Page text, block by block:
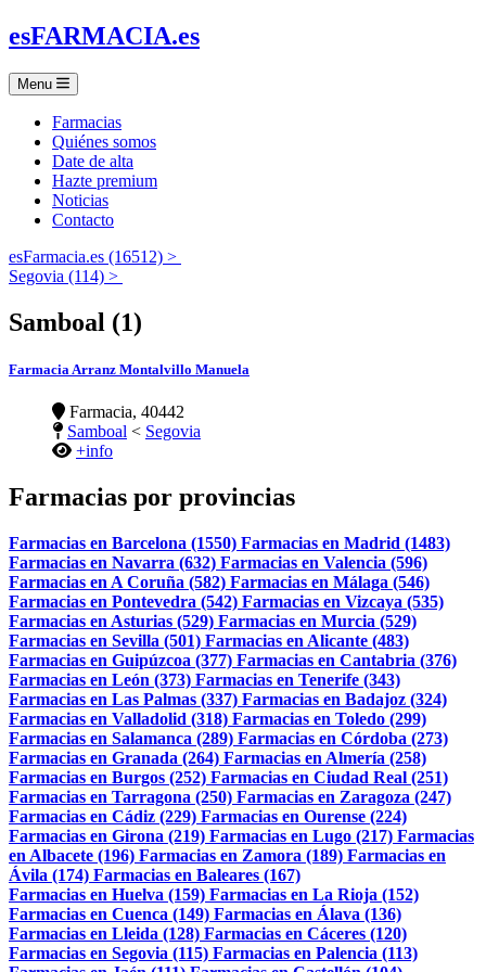
esFARMACIA.es
Menu
Farmacias
Quiénes somos
Date de alta
Hazte premium
Noticias
Contacto
esFarmacia.es (16512) >
Segovia (114) >
Samboal (1)
Farmacia Arranz Montalvillo Manuela
Farmacia, 40442
Samboal < Segovia
+info
Farmacias por provincias
Farmacias en Barcelona (1550) Farmacias en Madrid (1483)
Farmacias en Navarra (632) Farmacias en Valencia (596)
Farmacias en A Coruña (582) Farmacias en Málaga (546)
Farmacias en Pontevedra (542) Farmacias en Vizcaya (535)
Farmacias en Asturias (529) Farmacias en Murcia (529)
Farmacias en Sevilla (501) Farmacias en Alicante (483)
Farmacias en Guipúzcoa (377) Farmacias en Cantabria (376)
Farmacias en León (373) Farmacias en Tenerife (343)
Farmacias en Las Palmas (337) Farmacias en Badajoz (324)
Farmacias en Valladolid (318) Farmacias en Toledo (299)
Farmacias en Salamanca (289) Farmacias en Córdoba (273)
Farmacias en Granada (264) Farmacias en Almería (258)
Farmacias en Burgos (252) Farmacias en Ciudad Real (251)
Farmacias en Tarragona (250) Farmacias en Zaragoza (247)
Farmacias en Cádiz (229) Farmacias en Ourense (224)
Farmacias en Girona (219) Farmacias en Lugo (217) Farmacias
en Albacete (196) Farmacias en Zamora (189) Farmacias en
Ávila (174) Farmacias en Baleares (167)
Farmacias en Huelva (159) Farmacias en La Rioja (152)
Farmacias en Cuenca (149) Farmacias en Álava (136)
Farmacias en Lleida (128) Farmacias en Cáceres (120)
Farmacias en Segovia (115) Farmacias en Palencia (113)